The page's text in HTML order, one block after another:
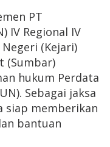
PT
IV Regional IV
(Kejari)
(Sumbar)
hukum Perdata
Sebagai jaksa
siap memberikan
bantuan